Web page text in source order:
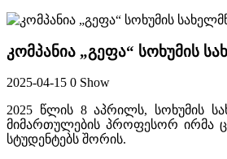
კომპანია „გეფა“ სოხუმის
2025-04-15 0 Show
2025 წლის 8 აპრილს, სოხუმის
მიმართულების პროფესორ ირმა
სტუდენტებს შორის.